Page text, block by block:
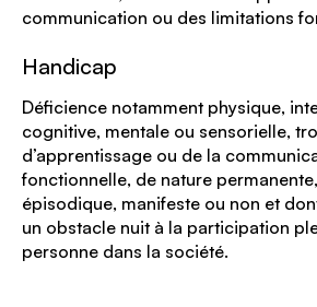
communication ou des limitations
Handicap
Déficience notamment physique,
cognitive, mentale ou sensorielle,
d’apprentissage ou de la
fonctionnelle, de nature
épisodique, manifeste ou non et
un obstacle nuit à la participation
personne dans la société.